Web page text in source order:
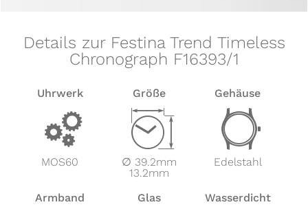
Details zur Festina Trend Timeless
Chronograph F16393/1
Uhrwerk
v
MOS60
Größe
Z
∅ 39.2mm
13.2mm
Gehäuse
w
Edelstahl
Armband Glas Wasserdicht